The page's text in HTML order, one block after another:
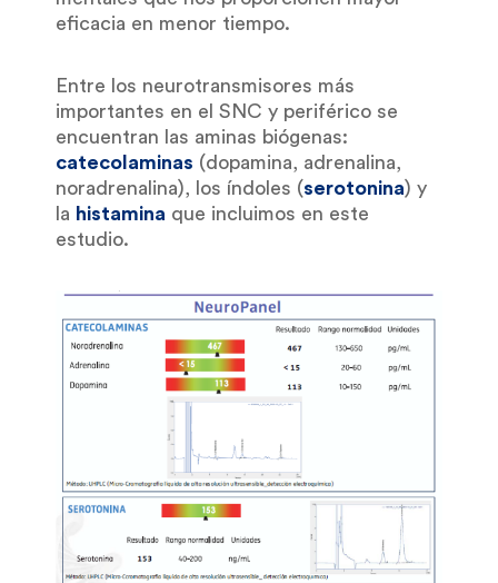
eficacia en menor tiempo.
Entre los neurotransmisores más
importantes en el SNC y periférico se
encuentran las aminas biógenas:
catecolaminas (dopamina, adrenalina,
noradrenalina), los índoles (serotonina) y
la histamina que incluimos en este
estudio.